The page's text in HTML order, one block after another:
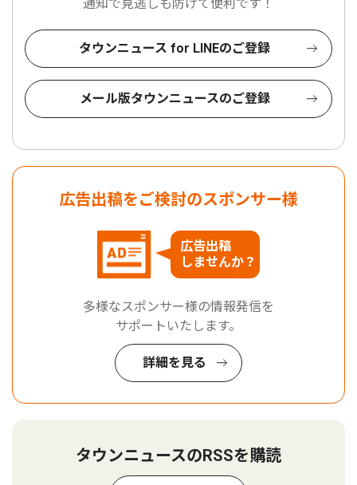
通知で見逃しも防げて便利です！
タウンニュース for LINEのご登録
メール版タウンニュースのご登録
広告出稿をご検討のスポンサー様
広告出稿
しませんか？
多様なスポンサー様の情報発信を
サポートいたします。
詳細を見る
タウンニュースのRSSを購読